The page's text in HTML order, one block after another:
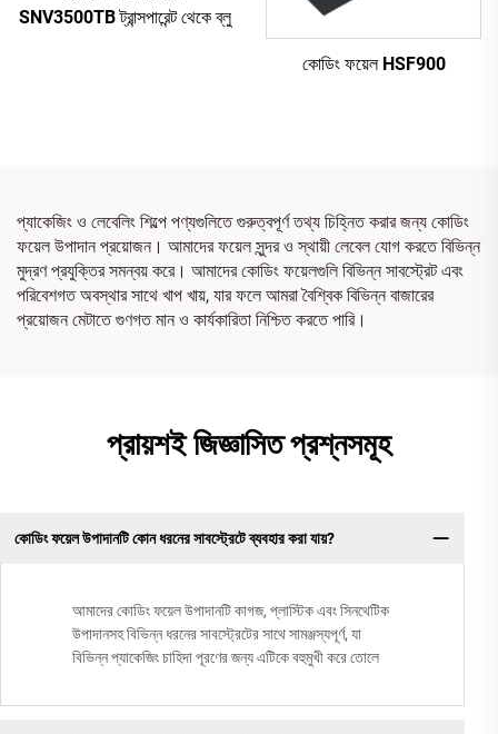
SNV3500TB ট্রান্সপারেন্ট থেকে ব্লু
কোডিং ফয়েল HSF900
প্যাকেজিং ও লেবেলিং শিল্পে পণ্যগুলিতে গুরুত্বপূর্ণ তথ্য চিহ্নিত করার জন্য কোডিং
ফয়েল উপাদান প্রয়োজন। আমাদের ফয়েল সুন্দর ও স্থায়ী লেবেল যোগ করতে বিভিন্ন
মুদ্রণ প্রযুক্তির সমন্বয় করে। আমাদের কোডিং ফয়েলগুলি বিভিন্ন সাবস্ট্রেট এবং
পরিবেশগত অবস্থার সাথে খাপ খায়, যার ফলে আমরা বৈশ্বিক বিভিন্ন বাজারের
প্রয়োজন মেটাতে গুণগত মান ও কার্যকারিতা নিশ্চিত করতে পারি।
প্রায়শই জিজ্ঞাসিত প্রশ্নসমূহ
কোডিং ফয়েল উপাদানটি কোন ধরনের সাবস্ট্রেটে ব্যবহার করা যায়?
আমাদের কোডিং ফয়েল উপাদানটি কাগজ, প্লাস্টিক এবং সিনথেটিক
উপাদানসহ বিভিন্ন ধরনের সাবস্ট্রেটের সাথে সামঞ্জস্যপূর্ণ, যা
বিভিন্ন প্যাকেজিং চাহিদা পূরণের জন্য এটিকে বহুমুখী করে তোলে